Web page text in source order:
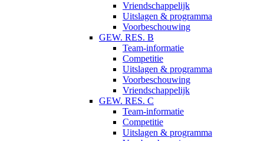
Vriendschappelijk
Uitslagen & programma
Voorbeschouwing
GEW. RES. B
Team-informatie
Competitie
Uitslagen & programma
Voorbeschouwing
Vriendschappelijk
GEW. RES. C
Team-informatie
Competitie
Uitslagen & programma